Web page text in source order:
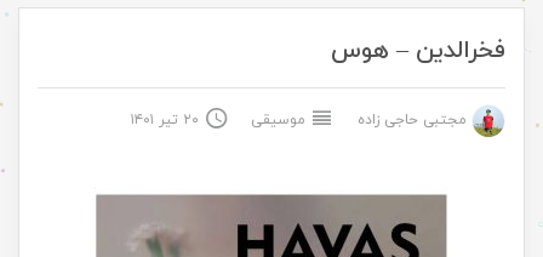
فخرالدین – هوس
مجتبی حاجی زاده موسیقی ۲۰ تیر ۱۴۰۱